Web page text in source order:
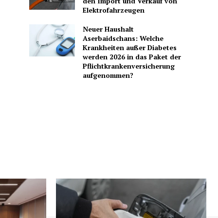
Elektrofahrzeugen
Neuer Haushalt
Aserbaidschans: Welche
Krankheiten außer Diabetes
werden 2026 in das Paket der
Pflichtkrankenversicherung
aufgenommen?